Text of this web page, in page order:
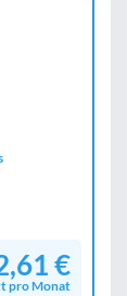
€
pro Monat